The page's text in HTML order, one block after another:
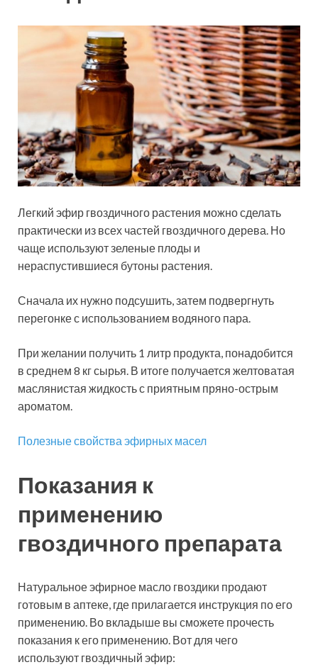
Легкий эфир гвоздичного растения можно сделать
практически из всех частей гвоздичного дерева. Но
чаще используют зеленые плоды и
нераспустившиеся бутоны растения.
Сначала их нужно подсушить, затем подвергнуть
перегонке с использованием водяного пара.
При желании получить 1 литр продукта, понадобится
в среднем 8 кг сырья. В итоге получается желтоватая
маслянистая жидкость с приятным пряно-острым
ароматом.
Полезные свойства эфирных масел
Показания к
применению
гвоздичного препарата
Натуральное эфирное масло гвоздики продают
готовым в аптеке, где прилагается инструкция по его
применению. Во вкладыше вы сможете прочесть
показания к его применению. Вот для чего
используют гвоздичный эфир: